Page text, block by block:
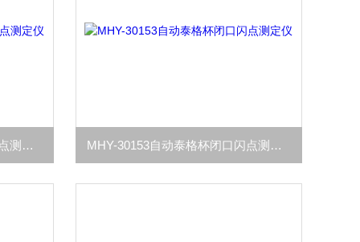
MHY-29969平衡法低温闭口闪点测定仪 MHY-30153自动泰格杯闭口闪点测定仪